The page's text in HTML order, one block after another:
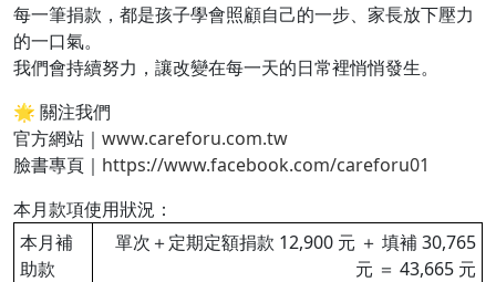
每一筆捐款，都是孩子學會照顧自己的一步、家長放下壓力
的一口氣。
我們會持續努力，讓改變在每一天的日常裡悄悄發生。
🌟 關注我們
官方網站｜ www.careforu.com.tw
臉書專頁｜ https://www.facebook.com/careforu01
本月款項使用狀況：
本月補
助款
單次＋定期定額捐款 12,900 元 ＋ 填補 30,765
元 ＝ 43,665 元